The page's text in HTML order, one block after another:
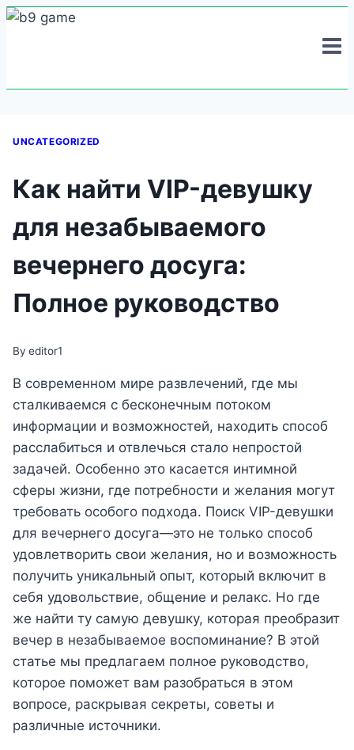
Skip
UNCATEGORIZED
Как найти VIP-девушку
для незабываемого
вечернего досуга:
Полное руководство
By editor1
В современном мире развлечений, где мы
сталкиваемся с бесконечным потоком
информации и возможностей, находить способ
расслабиться и отвлечься стало непростой
задачей. Особенно это касается интимной
сферы жизни, где потребности и желания могут
требовать особого подхода. Поиск VIP-девушки
для вечернего досуга—это не только способ
удовлетворить свои желания, но и возможность
получить уникальный опыт, который включит в
себя удовольствие, общение и релакс. Но где
же найти ту самую девушку, которая преобразит
вечер в незабываемое воспоминание? В этой
статье мы предлагаем полное руководство,
которое поможет вам разобраться в этом
вопросе, раскрывая секреты, советы и
различные источники.